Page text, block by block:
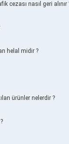
cezası nasıl geri alınır
helal midir ?
ürünler nelerdir ?